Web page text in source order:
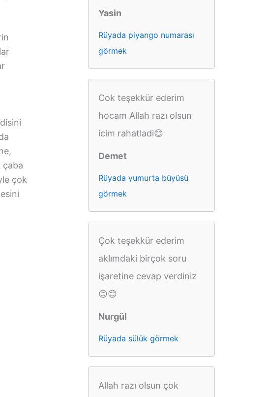
çaba
çok
Yasin
Rüyada piyango numarası
görmek
Cok teşekkür ederim
hocam Allah razı olsun
icim rahatladi😊
Demet
Rüyada yumurta büyüsü
görmek
Çok teşekkür ederim
aklımdaki birçok soru
işaretine cevap verdiniz
😊😊
Nurgül
Rüyada sülük görmek
Allah razı olsun çok